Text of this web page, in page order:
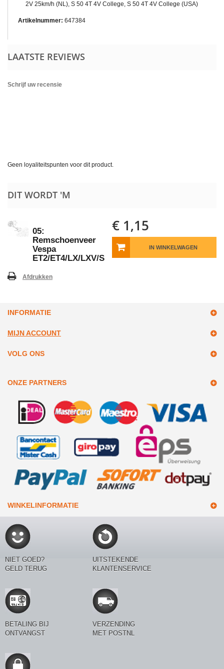
2V 25km/h (NL), S 50 4T 4V College, S 50 4T 4V College (USA)
Artikelnummer: 647384
LAATSTE REVIEWS
Schrijf uw recensie
Geen loyaliteitspunten voor dit product.
DIT WORDT 'M
05:
Remschoenveer
Vespa
ET2/ET4/LX/LXV/S
€ 1,15
IN WINKELWAGEN
Afdrukken
INFORMATIE
MIJN ACCOUNT
VOLG ONS
ONZE PARTNERS
WINKELINFORMATIE
NIET GOED?
GELD TERUG
UITSTEKENDE
KLANTENSERVICE
BETALING BIJ
ONTVANGST
VERZENDING
MET POSTNL